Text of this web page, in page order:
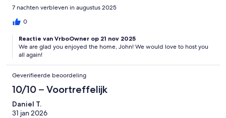
7 nachten verbleven in augustus 2025
0
Reactie van VrboOwner op 21 nov 2025
We are glad you enjoyed the home, John! We would love to host you
all again!
Geverifieerde beoordeling
10/10 – Voortreffelijk
Daniel T.
31 jan 2026